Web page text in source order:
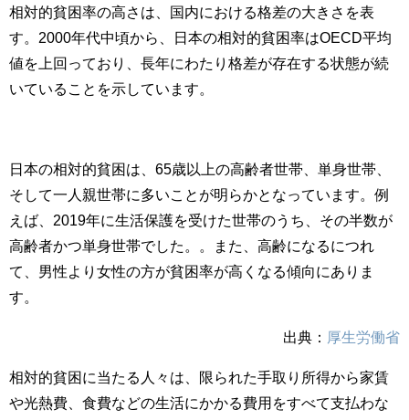
相対的貧困率の高さは、国内における格差の大きさを表
す。2000年代中頃から、日本の相対的貧困率はOECD平均
値を上回っており、長年にわたり格差が存在する状態が続
いていることを示しています。
日本の相対的貧困は、65歳以上の高齢者世帯、単身世帯、
そして一人親世帯に多いことが明らかとなっています。例
えば、2019年に生活保護を受けた世帯のうち、その半数が
高齢者かつ単身世帯でした。。また、高齢になるにつれ
て、男性より女性の方が貧困率が高くなる傾向にありま
す。
出典： 厚生労働省
相対的貧困に当たる人々は、限られた手取り所得から家賃
や光熱費、食費などの生活にかかる費用をすべて支払わな